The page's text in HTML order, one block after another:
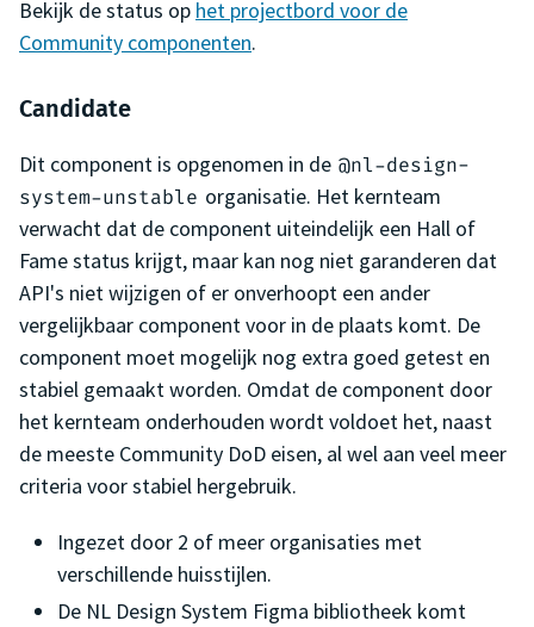
Bekijk de status op het projectbord voor de
Community componenten.
Candidate
Dit component is opgenomen in de @nl-design-
system-unstable organisatie. Het kernteam
verwacht dat de component uiteindelijk een Hall of
Fame status krijgt, maar kan nog niet garanderen dat
API's niet wijzigen of er onverhoopt een ander
vergelijkbaar component voor in de plaats komt. De
component moet mogelijk nog extra goed getest en
stabiel gemaakt worden. Omdat de component door
het kernteam onderhouden wordt voldoet het, naast
de meeste Community DoD eisen, al wel aan veel meer
criteria voor stabiel hergebruik.
Ingezet door 2 of meer organisaties met
verschillende huisstijlen.
De NL Design System Figma bibliotheek komt